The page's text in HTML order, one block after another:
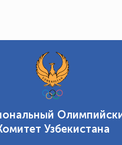
Узбекистана